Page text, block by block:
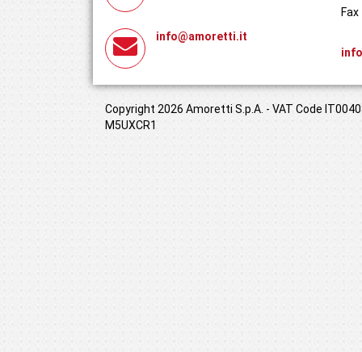
info@amoretti.it
Copyright 2026 Amoretti S.p.A. - VAT Code
M5UXCR1